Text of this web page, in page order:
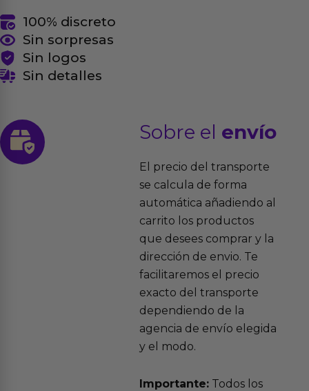
100% discreto
Sin sorpresas
Sin logos
Sin detalles
Sobre el envío
El precio del transporte
se calcula de forma
automática añadiendo al
carrito los productos
que desees comprar y la
dirección de envio. Te
facilitaremos el precio
exacto del transporte
dependiendo de la
agencia de envío elegida
y el modo.
Importante:Todos los